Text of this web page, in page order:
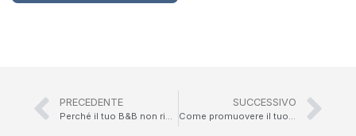
PRECEDENTE SUCCESSIVO